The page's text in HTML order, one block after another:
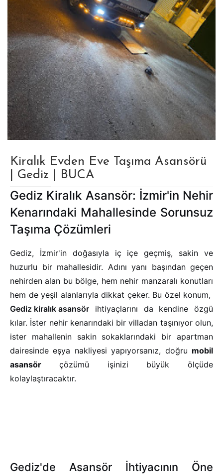
Kiralık Evden Eve Taşıma Asansörü
| Gediz | BUCA
Gediz Kiralık Asansör: İzmir'in Nehir
Kenarındaki Mahallesinde Sorunsuz
Taşıma Çözümleri
Gediz, İzmir'in doğasıyla iç içe geçmiş, sakin ve
huzurlu bir mahallesidir. Adını yanı başından geçen
nehirden alan bu bölge, hem nehir manzaralı konutları
hem de yeşil alanlarıyla dikkat çeker. Bu özel konum,
Gediz kiralık asansör ihtiyaçlarını da kendine özgü
kılar. İster nehir kenarındaki bir villadan taşınıyor olun,
ister mahallenin sakin sokaklarındaki bir apartman
dairesinde eşya nakliyesi yapıyorsanız, doğru mobil
asansör çözümü işinizi büyük ölçüde
kolaylaştıracaktır.
Gediz'de Asansör İhtiyacının Öne